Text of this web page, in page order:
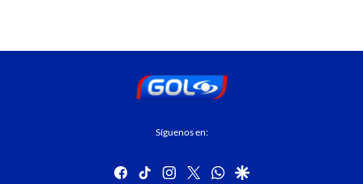
Síguenos en:
facebook
tiktok instagram
twitterwhatsapp
google